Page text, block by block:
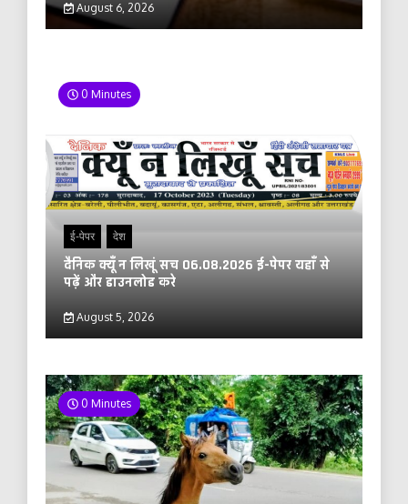
August 6, 2026
0 Minutes
ई-पेपर देश
दैनिक क्यूँ न लिखूं सच 06.08.2026 ई-पेपर यहाँ से
पढ़ें और डाउनलोड करे
August 5, 2026
0 Minutes